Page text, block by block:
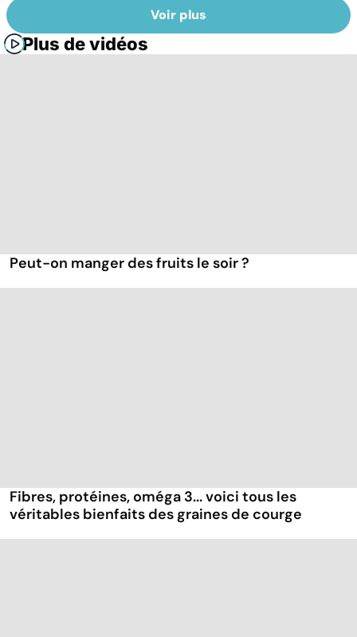
Voir plus
Plus de vidéos
Peut-on manger des fruits le soir ?
Fibres, protéines, oméga 3... voici tous les
véritables bienfaits des graines de courge